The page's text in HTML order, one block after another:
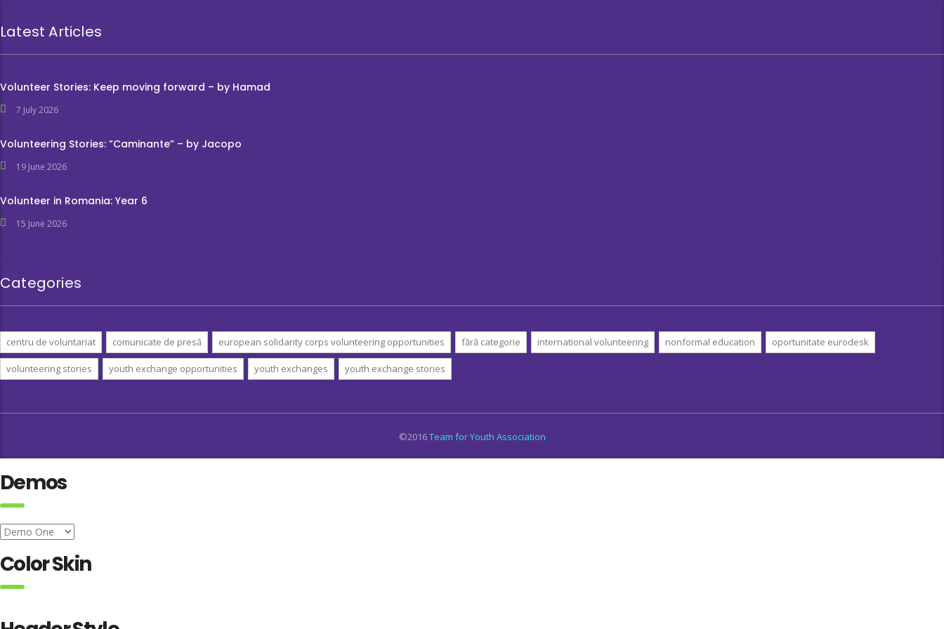
Latest Articles
Volunteer Stories: Keep moving forward – by Hamad
7 July 2026
Volunteering Stories: ”Caminante” – by Jacopo
19 June 2026
Volunteer in Romania: Year 6
15 June 2026
Categories
centru de voluntariat comunicate de presă european solidarity corps volunteering opportunities fără categorie international volunteering nonformal education oportunitate eurodesk
volunteering stories youth exchange opportunities youth exchanges youth exchange stories
©2016Team for Youth Association
Demos
Color Skin